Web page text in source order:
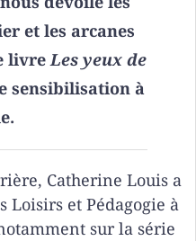
et les arcanes
livreLes yeux de
sensibilisation à
Catherine Louis a
Loisirs et Pédagogie à
sur la série